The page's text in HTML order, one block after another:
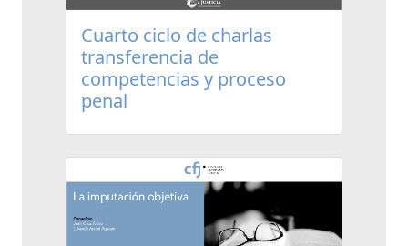
Cuarto ciclo de charlas
transferencia de
competencias y proceso
penal